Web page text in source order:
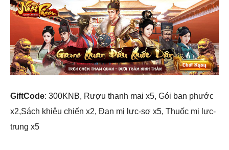
GiftCode: 300KNB, Rượu thanh mai x5, Gói ban phước
x2,Sách khiêu chiến x2, Đan mị lực-sơ x5, Thuốc mị lực-
trung x5